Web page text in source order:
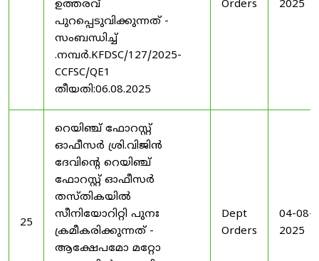
ഉത്തരവ്
പുറപ്പെടുവിക്കുന്നത് -
സംബന്ധിച്ച്
.നമ്പർ.KFDSC/127/2025-
CCFSC/QE1
തീയതി:06.08.2025
Orders
2025
25
റെയിഞ്ച് ഫോറസ്റ്റ്
ഓഫീസർ ശ്രി.വിജിൻ
ദേവിന്റെ റെയിഞ്ച്
ഫോറസ്റ്റ് ഓഫീസർ
തസ്തികയിൽ
സീനിയോറിറ്റി പുനഃ
ക്രമീകരിക്കുന്നത് -
ആക്ഷേപമോ മറ്റോ
Dept
Orders
04-08-
2025